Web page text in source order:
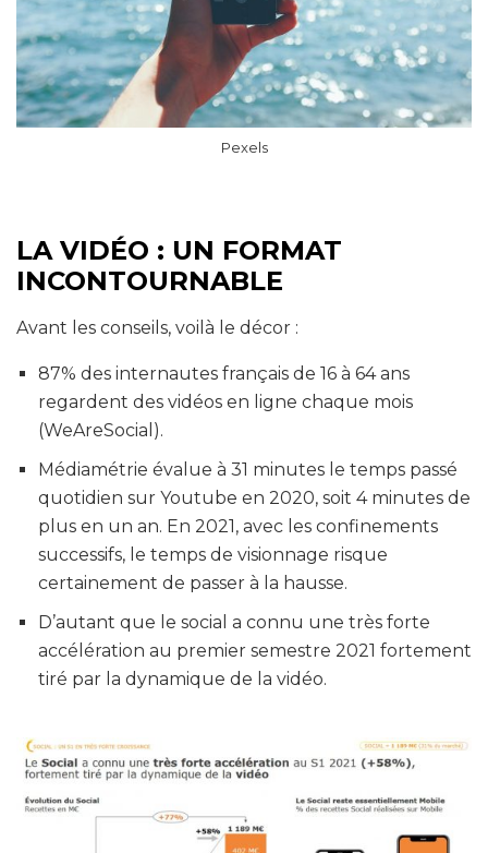
Pexels
LA VIDÉO : UN FORMAT
INCONTOURNABLE
Avant les conseils, voilà le décor :
87% des internautes français​ de 16 à 64 ans​
regardent des vidéos en ligne​ chaque mois
(WeAreSocial)​.
Médiamétrie évalue à 31 minutes​ le temps passé
quotidien sur​ Youtube en 2020, soit 4 minutes​ de
plus en un ​an. En 2021, avec les confinements
successifs, le temps de visionnage risque
certainement de passer à la hausse.
D’autant que le social a connu une très forte
accélération au premier semestre 2021 fortement
tiré par la dynamique de la vidéo.